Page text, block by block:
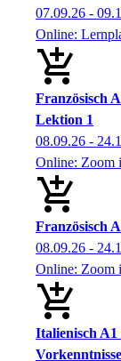
07.09.26 -
Online:
Französisch
Lektion 1
08.09.26 -
Online: Zoom
Französisch
08.09.26 -
Online: Zoom
Italienisch
Vorkenntnisse